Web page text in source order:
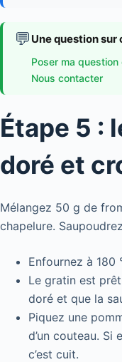
💬 Une question sur
Poser ma
Nous contacter
Étape 5 :
doré et
Mélangez 50 g de
chapelure.
Enfournez à 180
Le gratin est
doré et que la
Piquez une
d’un couteau. Si
c’est cuit.